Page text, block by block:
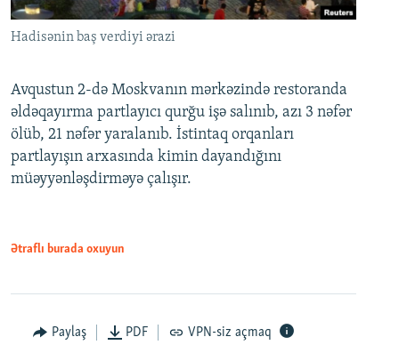
Hadisənin baş verdiyi ərazi
Avqustun 2-də Moskvanın mərkəzində restoranda
əldəqayırma partlayıcı qurğu işə salınıb, azı 3 nəfər
ölüb, 21 nəfər yaralanıb. İstintaq orqanları
partlayışın arxasında kimin dayandığını
müəyyənləşdirməyə çalışır.
Ətraflı burada oxuyun
Paylaş PDF VPN-siz açmaq